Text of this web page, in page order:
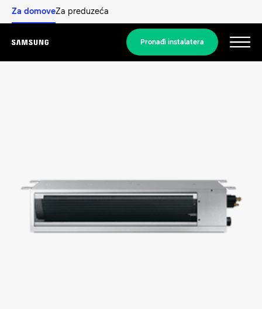
Za domoveZa preduzeća
Menu
Pronađi instalatera
Otkrijte